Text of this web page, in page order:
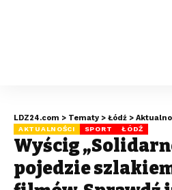
LDZ24.com > Tematy > Łódź >
AKTUALNOŚCI SPORT ŁÓDŹ
Wyścig
pojedzie